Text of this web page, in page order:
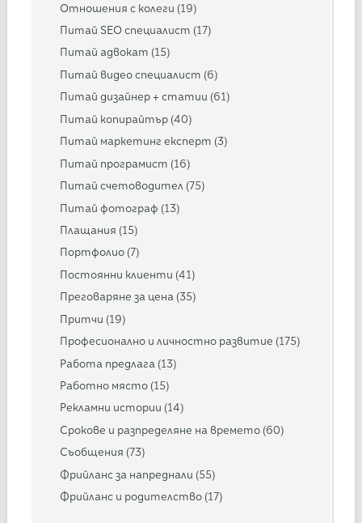
Отношения с колеги (19)
Питай SEO специалист (17)
Питай адвокат (15)
Питай видео специалист (6)
Питай дизайнер + статии (61)
Питай копирайтър (40)
Питай маркетинг експерт (3)
Питай програмист (16)
Питай счетоводител (75)
Питай фотограф (13)
Плащания (15)
Портфолио (7)
Постоянни клиенти (41)
Преговаряне за цена (35)
Притчи (19)
Професионално и личностно развитие (175)
Работа предлага (13)
Работно място (15)
Рекламни истории (14)
Срокове и разпределяне на времето (60)
Съобщения (73)
Фрийланс за напреднали (55)
Фрийланс и родителство (17)